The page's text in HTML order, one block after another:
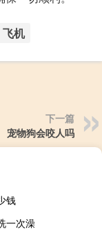
飞机
下一篇
宠物狗会咬人吗
钱
一次澡